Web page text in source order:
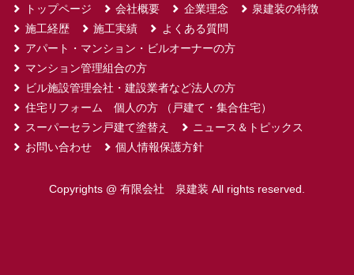
トップページ 会社概要 企業理念
泉建装の特徴
施工経歴
施工実績
よくある質問
アパート・マンション・ビルオーナーの方
マンション管理組合の方
ビル施設管理会社・建設業者など法人の方
住宅リフォーム 個人の方 （戸建て・集合住宅）
スーパーセラン戸建て塗替え
ニュース＆トピックス
お問い合わせ
個人情報保護方針
Copyrights @ 有限会社 泉建装 All rights reserved.